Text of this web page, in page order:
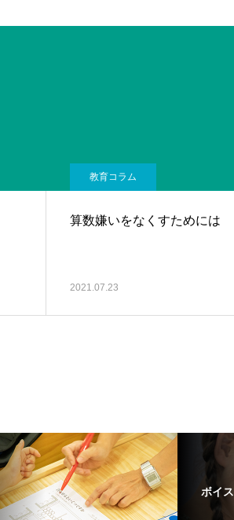
教育コラム
算数嫌いをなくすためには
2021.07.23
ボイス